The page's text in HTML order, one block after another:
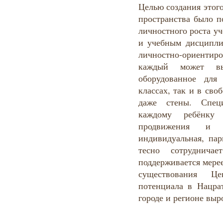
Целью создания
пространства было
личностного роста
и учебным
личностно-
каждый может
оборудованное
классах, так и в
даже стены.
каждому ребёнку
продвижения и
индивидуальная,
тесно
поддерживается
существования
потенциала в
городе и регионе